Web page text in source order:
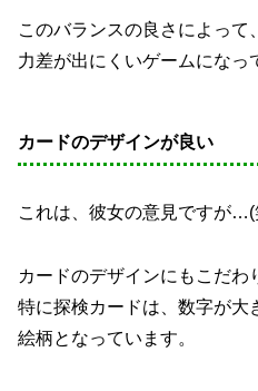
このバランスの良さによっ
力差が出にくいゲームになっ
カードのデザインが良い
これは、彼女の意見ですが…(
カードのデザインにもこだわ
特に探検カードは、数字が大
絵柄となっています。